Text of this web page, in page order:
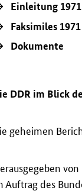
Einleitung 1971
Faksimiles 1971
Dokumente
DDR im Blick
geheimen
Auftrag des